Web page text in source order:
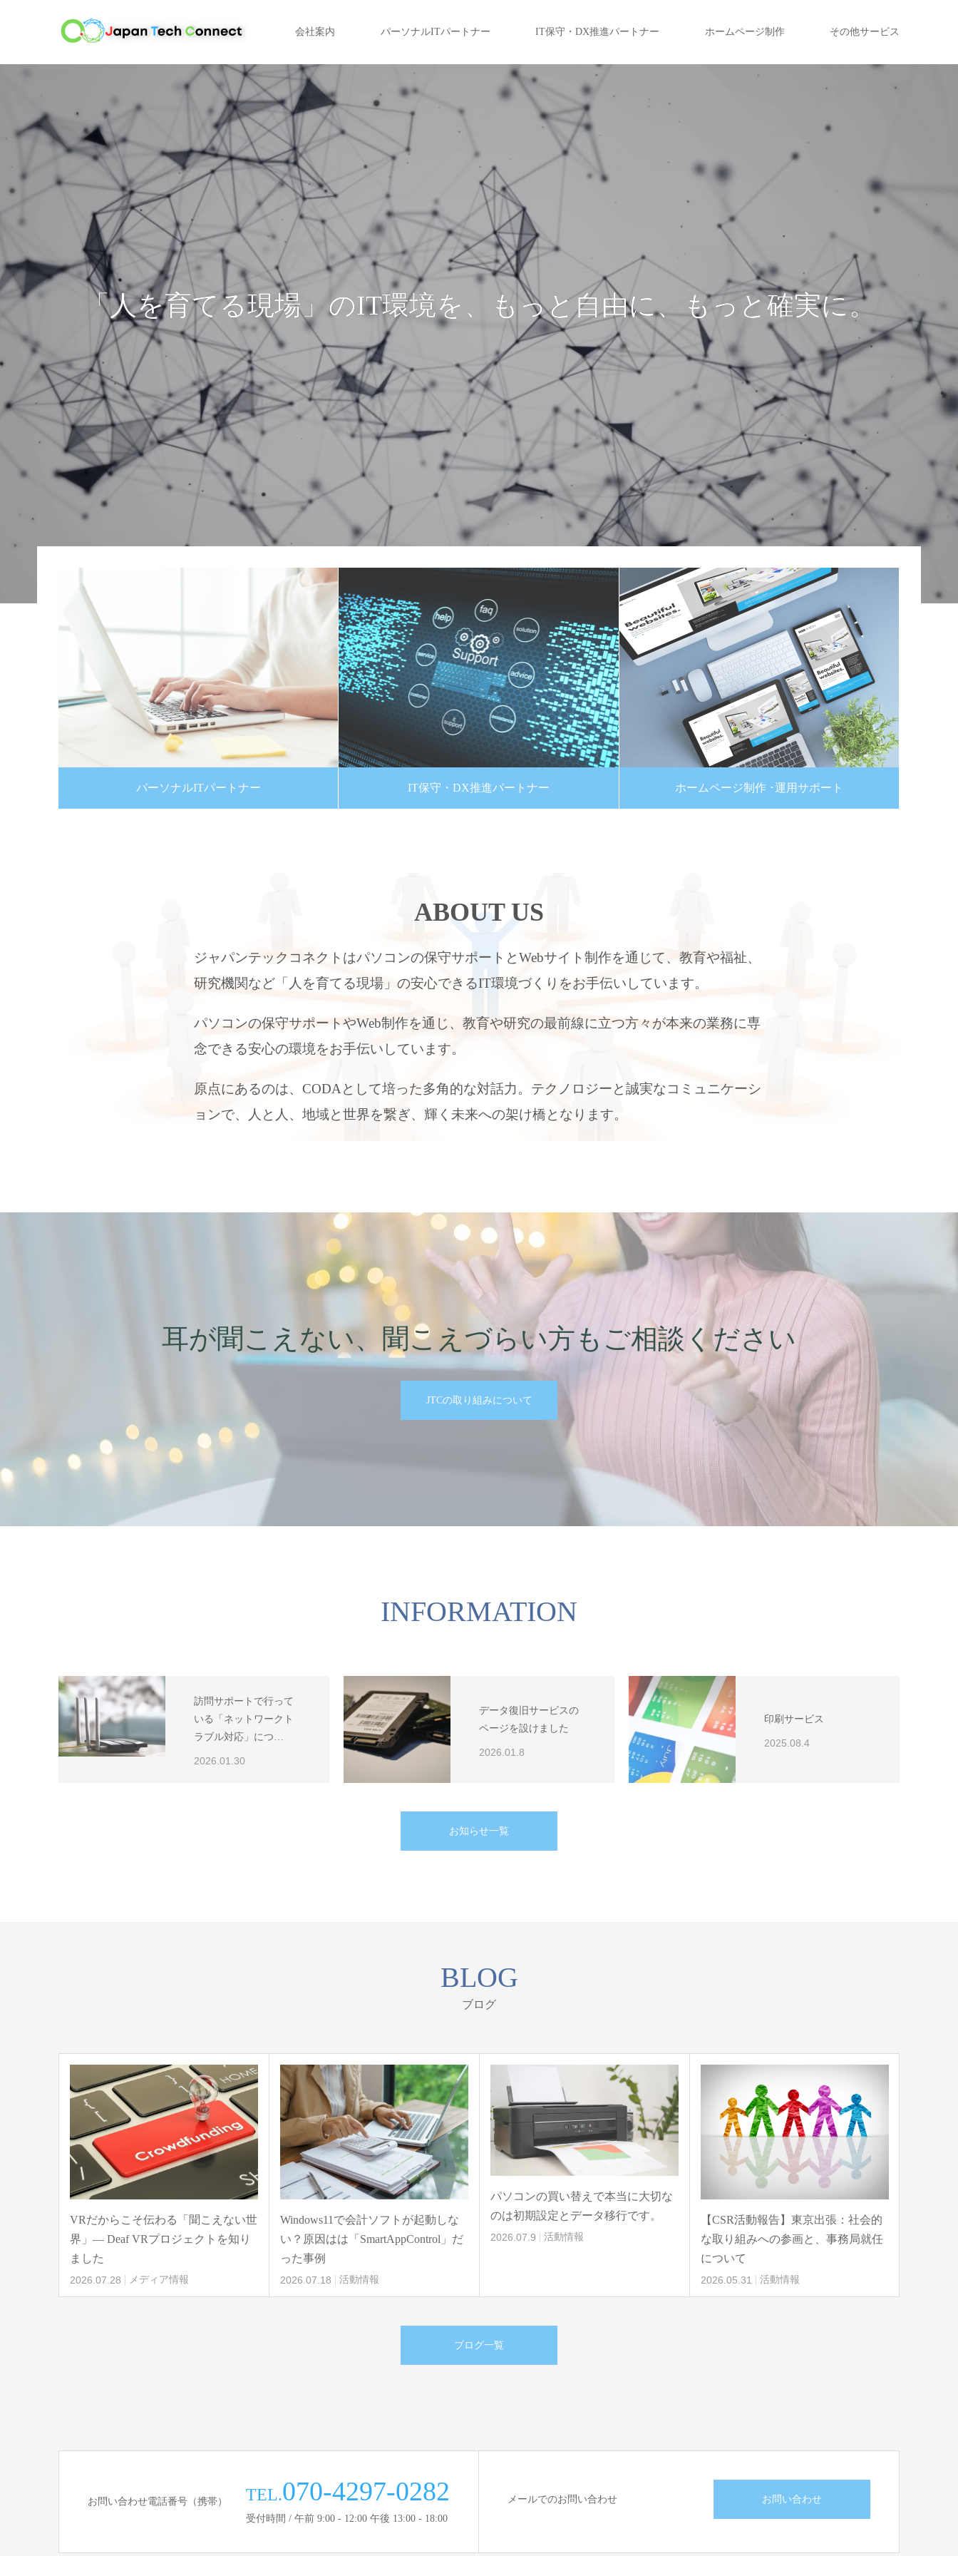
会社案内 パーソナルITパートナー IT保守・DX推進パートナー ホームページ制作 その他サービス
「人を育てる現場」のIT環境を、もっと自由に、もっと確実に。
パーソナルITパートナー IT保守・DX推進パートナー ホームページ制作 ･運用サポート
ABOUT US
ジャパンテックコネクトはパソコンの保守サポートとWebサイト制作を通じて、教育や福祉、
研究機関など「人を育てる現場」の安心できるIT環境づくりをお手伝いしています。
パソコンの保守サポートやWeb制作を通じ、教育や研究の最前線に立つ方々が本来の業務に専
念できる安心の環境をお手伝いしています。
原点にあるのは、CODAとして培った多角的な対話力。テクノロジーと誠実なコミュニケーシ
ョンで、人と人、地域と世界を繋ぎ、輝く未来への架け橋となります。
耳が聞こえない、聞こえづらい方もご相談ください
JTCの取り組みについて
INFORMATION
訪問サポートで行って
いる「ネットワークト
ラブル対応」につ…
2026.01.30
データ復旧サービスの
ページを設けました
2026.01.8
印刷サービス
2025.08.4
お知らせ一覧
BLOG
ブログ
VRだからこそ伝わる「聞こえない世
界」― Deaf VRプロジェクトを知り
ました
2026.07.28 メディア情報
Windows11で会計ソフトが起動しな
い？原因はは「SmartAppControl」だ
った事例
2026.07.18 活動情報
パソコンの買い替えで本当に大切な
のは初期設定とデータ移行です。
2026.07.9 活動情報
【CSR活動報告】東京出張：社会的
な取り組みへの参画と、事務局就任
について
2026.05.31 活動情報
ブログ一覧
お問い合わせ電話番号（携帯） TEL.070-4297-0282
受付時間 / 午前 9:00 - 12:00 午後 13:00 - 18:00
メールでのお問い合わせ お問い合わせ